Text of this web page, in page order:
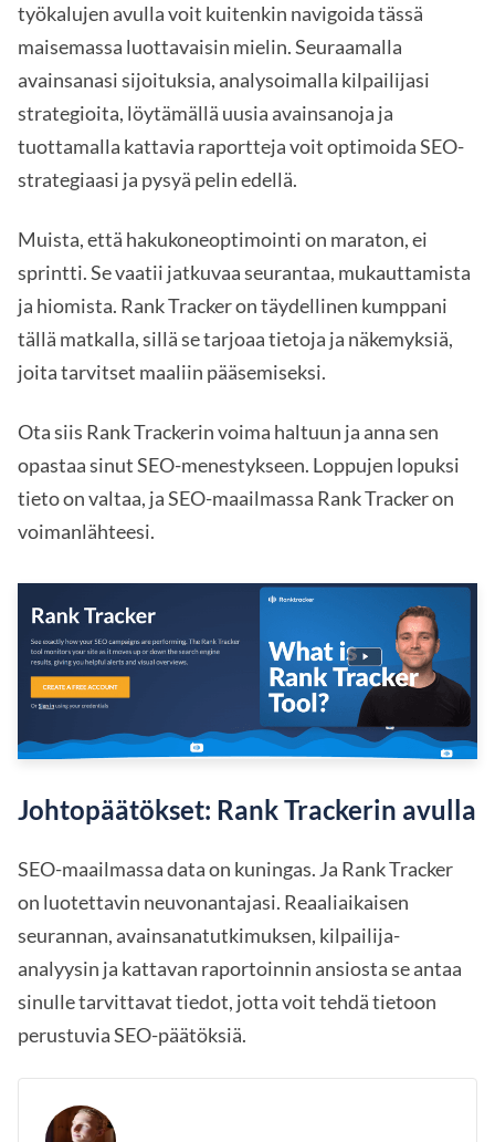
työkalujen avulla voit kuitenkin navigoida tässä
maisemassa luottavaisin mielin. Seuraamalla
avainsanasi sijoituksia, analysoimalla kilpailijasi
strategioita, löytämällä uusia avainsanoja ja
tuottamalla kattavia raportteja voit optimoida SEO-
strategiaasi ja pysyä pelin edellä.
Muista, että hakukoneoptimointi on maraton, ei
sprintti. Se vaatii jatkuvaa seurantaa, mukauttamista
ja hiomista. Rank Tracker on täydellinen kumppani
tällä matkalla, sillä se tarjoaa tietoja ja näkemyksiä,
joita tarvitset maaliin pääsemiseksi.
Ota siis Rank Trackerin voima haltuun ja anna sen
opastaa sinut SEO-menestykseen. Loppujen lopuksi
tieto on valtaa, ja SEO-maailmassa Rank Tracker on
voimanlähteesi.
Johtopäätökset: Rank Trackerin avulla
SEO-maailmassa data on kuningas. Ja Rank Tracker
on luotettavin neuvonantajasi. Reaaliaikaisen
seurannan, avainsanatutkimuksen, kilpailija-
analyysin ja kattavan raportoinnin ansiosta se antaa
sinulle tarvittavat tiedot, jotta voit tehdä tietoon
perustuvia SEO-päätöksiä.